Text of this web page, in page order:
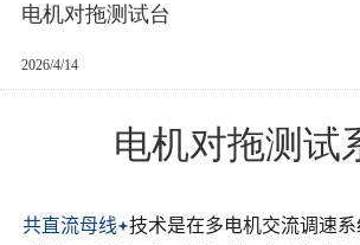
电机对拖测试台
2026/4/14
电机对拖测试
共直流母线 技术是在多电机交流调速
定。在
的制动
商业转载请联系作者获得授权，非商业转载请
商业转载请联系作者获得授权，非商业转载请